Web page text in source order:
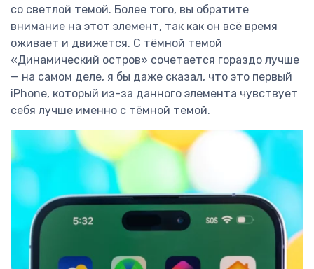
со светлой темой. Более того, вы обратите
внимание на этот элемент, так как он всё время
оживает и движется. С тёмной темой
«Динамический остров» сочетается гораздо лучше
— на самом деле, я бы даже сказал, что это первый
iPhone, который из-за данного элемента чувствует
себя лучше именно с тёмной темой.